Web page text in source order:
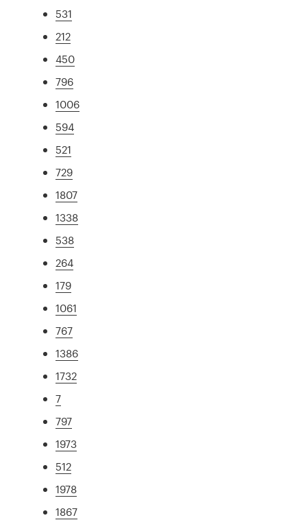
531
212
450
796
1006
594
521
729
1807
1338
538
264
179
1061
767
1386
1732
7
797
1973
512
1978
1867